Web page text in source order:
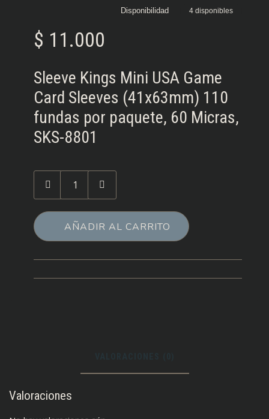
Disponibilidad 4 disponibles
$ 11.000
Sleeve Kings Mini USA Game
Card Sleeves (41x63mm) 110
fundas por paquete, 60 Micras,
SKS-8801
Sleeve
Kings
mm
AÑADIR AL CARRITO
Valoraciones